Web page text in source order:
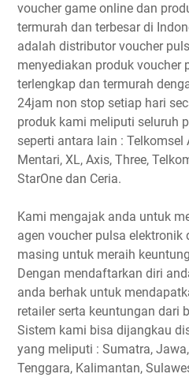
voucher game online dan
termurah dan terbesar di
adalah distributor voucher
menyediakan produk voucher
terlengkap dan termurah
24jam non stop setiap hari
produk kami meliputi seluruh
seperti antara lain : Telkomsel
Mentari, XL, Axis, Three,
StarOne dan Ceria.
Kami mengajak anda untuk
agen voucher pulsa elektronik
masing untuk meraih
Dengan mendaftarkan diri
anda berhak untuk
retailer serta keuntungan dari
Sistem kami bisa dijangkau
yang meliputi : Sumatra,
Tenggara, Kalimantan,